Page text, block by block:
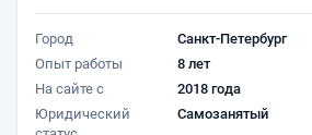
Город
Санкт-Петербург
Опыт работы
8 лет
На сайте с
2018 года
Юридический
Самозанятый